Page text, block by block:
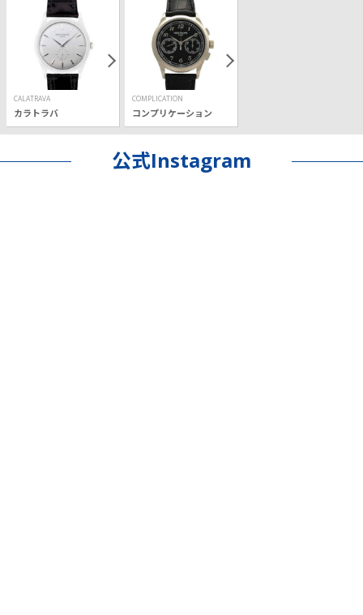
CALATRAVA
カラトラバ
COMPLICATION
コンプリケーション
公式Instagram